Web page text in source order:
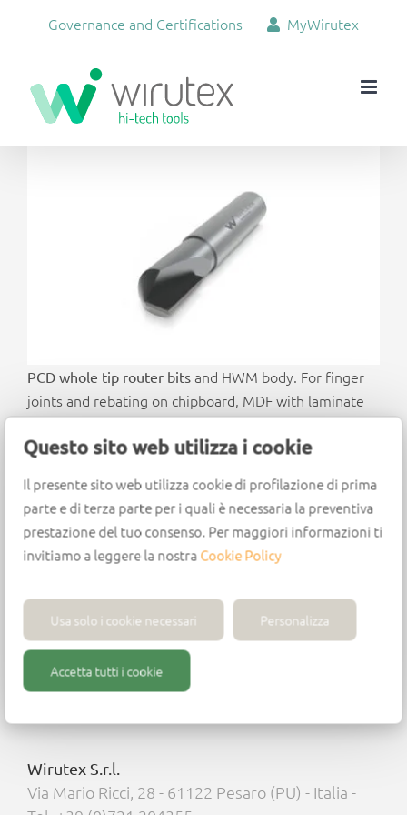
Questo sito web utilizza i cookie
Il presente sito web utilizza cookie di profilazione di prima
parte e di terza parte per i quali è necessaria la preventiva
prestazione del tuo consenso. Per maggiori informazioni ti
invitiamo a leggere la nostraCookie Policy
Usa solo i cookie necessari Personalizza
Accetta tutti i cookie
Governance and Certifications MyWirutex
PCD whole tip router bits and HWM body. For finger
joints and rebating on chipboard, MDF with laminate
facing, Corian, HPL and stratified materials.
PCD tip
HWM body
Sharpening area: 3.0 mm
Max. rpm: 18,000 – 24,000
Wirutex S.r.l.
Via Mario Ricci, 28 - 61122 Pesaro (PU) - Italia -